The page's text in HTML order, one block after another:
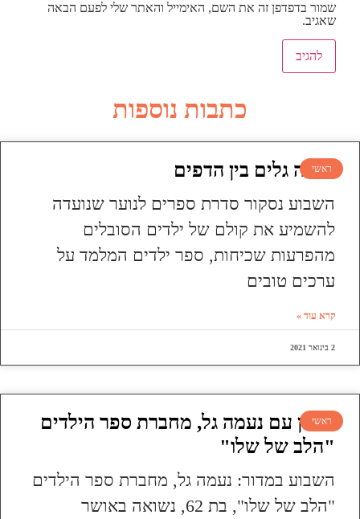
שמור בדפדפן זה את השם, האימייל והאתר שלי לפעם הבאה
שאגיב.
כתבות נוספות
ראשי
עושה גלים בין הדפים
השבוע נסקור סדרת ספרים לנוער שנועדה
להשמיע את קולם של ילדים הסובלים
מהפרעות שכיחות, ספר ילדים המלמד על
ערכים טובים
קרא עוד »
2 בינואר 2021
ראשי
ראיון עם נעמה גל, מחברת ספר הילדים
"הלב של שלו"
השבוע במדור: נעמה גל, מחברת ספר הילדים
"הלב של שלו", בת 62, נשואה באושר